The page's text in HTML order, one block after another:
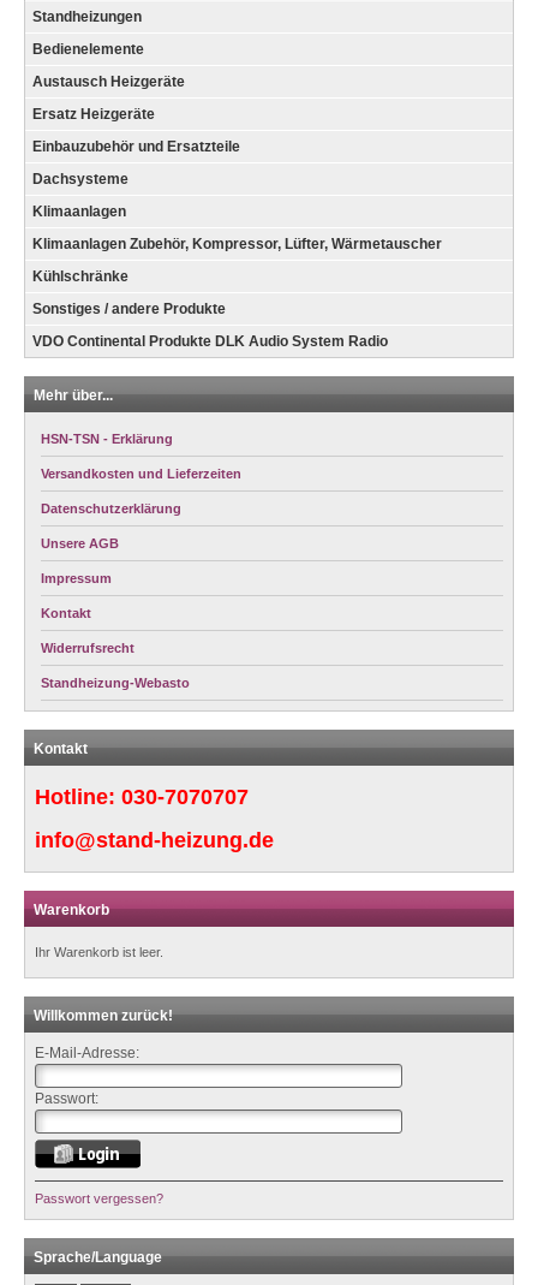
Standheizungen
Bedienelemente
Austausch Heizgeräte
Ersatz Heizgeräte
Einbauzubehör und Ersatzteile
Dachsysteme
Klimaanlagen
Klimaanlagen Zubehör, Kompressor, Lüfter, Wärmetauscher
Kühlschränke
Sonstiges / andere Produkte
VDO Continental Produkte DLK Audio System Radio
Mehr über...
HSN-TSN - Erklärung
Versandkosten und Lieferzeiten
Datenschutzerklärung
Unsere AGB
Impressum
Kontakt
Widerrufsrecht
Standheizung-Webasto
Kontakt
Hotline: 030-7070707
info@stand-heizung.de
Warenkorb
Ihr Warenkorb ist leer.
Willkommen zurück!
E-Mail-Adresse:
Passwort:
Passwort vergessen?
Sprache/Language